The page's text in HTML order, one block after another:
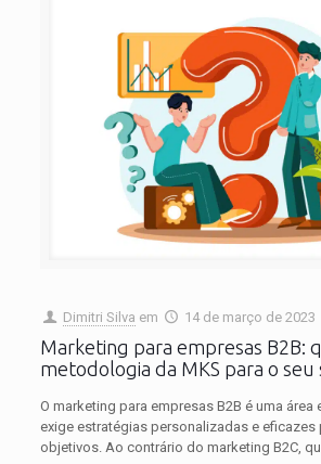
Dimitri Silva em 14 de março de 2023
Marketing para empresas B2B:
metodologia da MKS para o seu
O marketing para empresas B2B é uma
exige estratégias personalizadas e eficazes
objetivos. Ao contrário do marketing B2C,